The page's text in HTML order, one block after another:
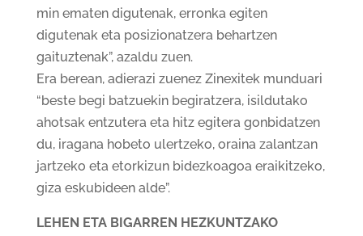
min ematen digutenak, erronka egiten
digutenak eta posizionatzera behartzen
gaituztenak”, azaldu zuen.
Era berean, adierazi zuenez Zinexitek munduari
“beste begi batzuekin begiratzera, isildutako
ahotsak entzutera eta hitz egitera gonbidatzen
du, iragana hobeto ulertzeko, oraina zalantzan
jartzeko eta etorkizun bidezkoagoa eraikitzeko,
giza eskubideen alde”.
LEHEN ETA BIGARREN HEZKUNTZAKO